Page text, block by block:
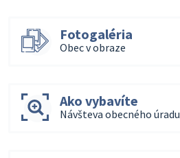
Fotogaléria
Obec v obraze
Ako vybavíte
Návšteva obecného úradu